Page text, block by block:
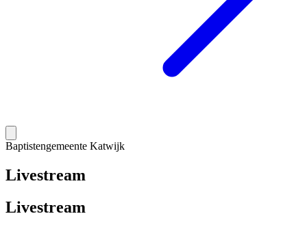
Baptistengemeente Katwijk
Livestream
Livestream